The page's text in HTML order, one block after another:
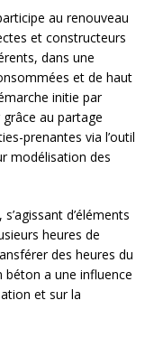
au renouveau
et constructeurs
dans une
et de haut
initie par
au partage
prenantes via l’outil
modélisation des
d’éléments
heures de
des heures du
béton a une influence
et sur la